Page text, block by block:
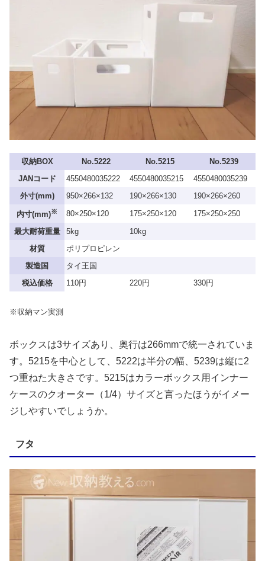
収納BOX No.5222 No.5215
No.5239
JANコード
4550480035222 4550480035215
4550480035239
外寸(mm)
950×266×132 190×266×130 190×266×260
内寸(mm)※ 80×250×120 175×250×120
175×250×250
最大耐荷重量
5kg
10kg
材質
ポリプロピレン
製造国
タイ王国
税込価格
110円 220円 330円
※収納マン実測
ボックスは3サイズあり、奥行は266mmで統一されていま
す。5215を中心として、5222は半分の幅、5239は縦に2
つ重ねた大きさです。5215はカラーボックス用インナー
ケースのクオーター（1/4）サイズと言ったほうがイメー
ジしやすいでしょうか。
フタ